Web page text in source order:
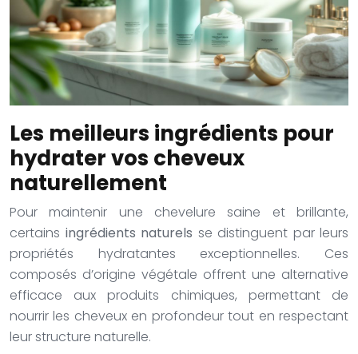
Les meilleurs ingrédients pour
hydrater vos cheveux
naturellement
Pour maintenir une chevelure saine et brillante,
certains ingrédients naturels se distinguent par leurs
propriétés hydratantes exceptionnelles. Ces
composés d’origine végétale offrent une alternative
efficace aux produits chimiques, permettant de
nourrir les cheveux en profondeur tout en respectant
leur structure naturelle.